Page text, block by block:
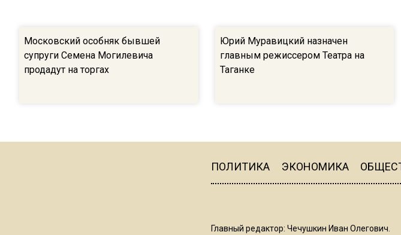
Московский особняк бывшей
супруги Семена Могилевича
продадут на торгах
Юрий Муравицкий назначен
главным режиссером Театра на
Таганке
ПОЛИТИКА ЭКОНОМИКА
Главный редактор: Чечушкин Иван Олегович.